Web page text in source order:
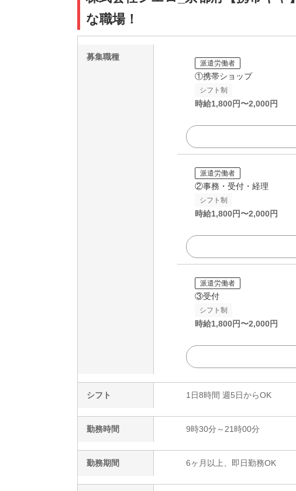
な職場！
募集職種
派遣労働者
①携帯ショップ
シフト制
時給1,800円〜2,000円
派遣労働者
②事務・受付・経理
シフト制
時給1,800円〜2,000円
派遣労働者
③受付
シフト制
時給1,800円〜2,000円
シフト 1日8時間 週5日からOK
勤務時間 9時30分～21時00分
勤務期間 6ヶ月以上、即日勤務OK